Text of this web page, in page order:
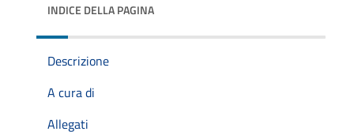
INDICE DELLA PAGINA
Descrizione
A cura di
Allegati